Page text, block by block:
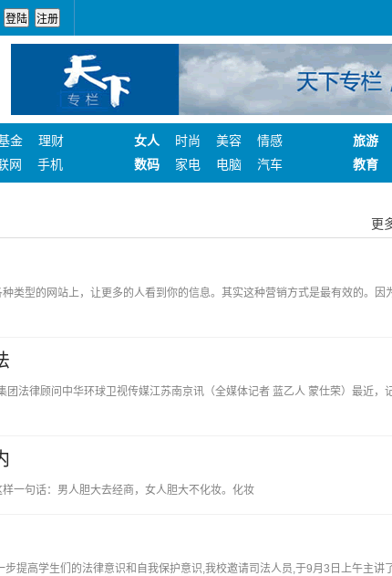
金
理财
网 手机
女人 时尚 美容
情感
数码
家电 电脑 汽车
旅游
教育
更
类型的网站上，让更多的人看到你的信息。其实这种营销方式是最有效的。因
法律顾问中华环球卫视传媒江苏南京讯（全媒体记者 蓝乙人 蒙仕荣）最近，
样一句话：男人胆大去经商，女人胆大不化妆。化妆
提高学生们的法律意识和自我保护意识,我校邀请司法人员,于9月3日上午主讲